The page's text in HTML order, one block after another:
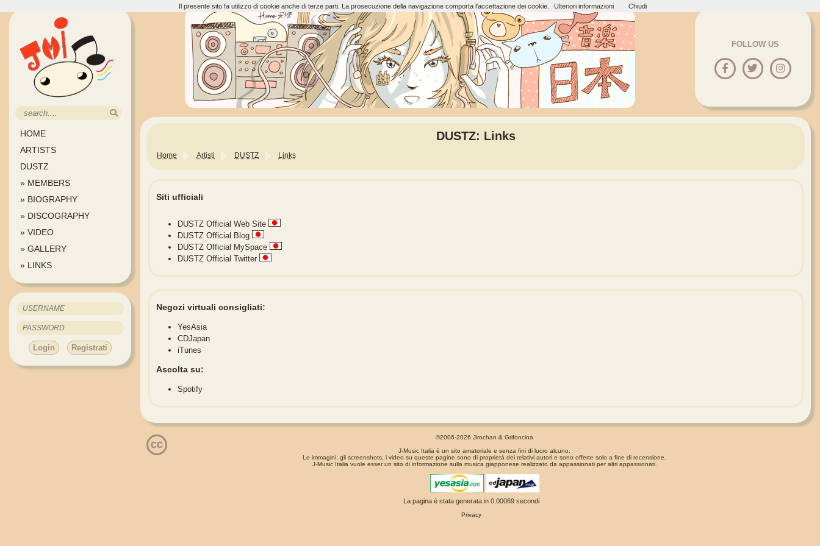
HOME
ARTISTS
DUSTZ
» MEMBERS
» BIOGRAPHY
» DISCOGRAPHY
» VIDEO
» GALLERY
» LINKS
Login Registrati
FOLLOW US
DUSTZ: Links
Home Artisti DUSTZ Links
Siti ufficiali
DUSTZ Official Web Site
DUSTZ Official Blog
DUSTZ Official MySpace
DUSTZ Official Twitter
Negozi virtuali consigliati:
YesAsia
CDJapan
iTunes
Ascolta su:
Spotify
©2006-2026 Jirochan & Grifoncina
J-Music Italia è un sito amatoriale e senza fini di lucro alcuno.
Le immagini, gli screenshots, i video su queste pagine sono di proprietà dei relativi autori e sono offerte solo a fine di recensione.
J-Music Italia vuole esser un sito di informazione sulla musica giapponese realizzato da appassionati per altri appassionati.
La pagina é stata generata in 0.00069 secondi
Privacy
Il presente sito fa utilizzo di cookie anche di terze parti. La prosecuzione della navigazione comporta l'accettazione dei cookie. Ulteriori informazioni Chiudi